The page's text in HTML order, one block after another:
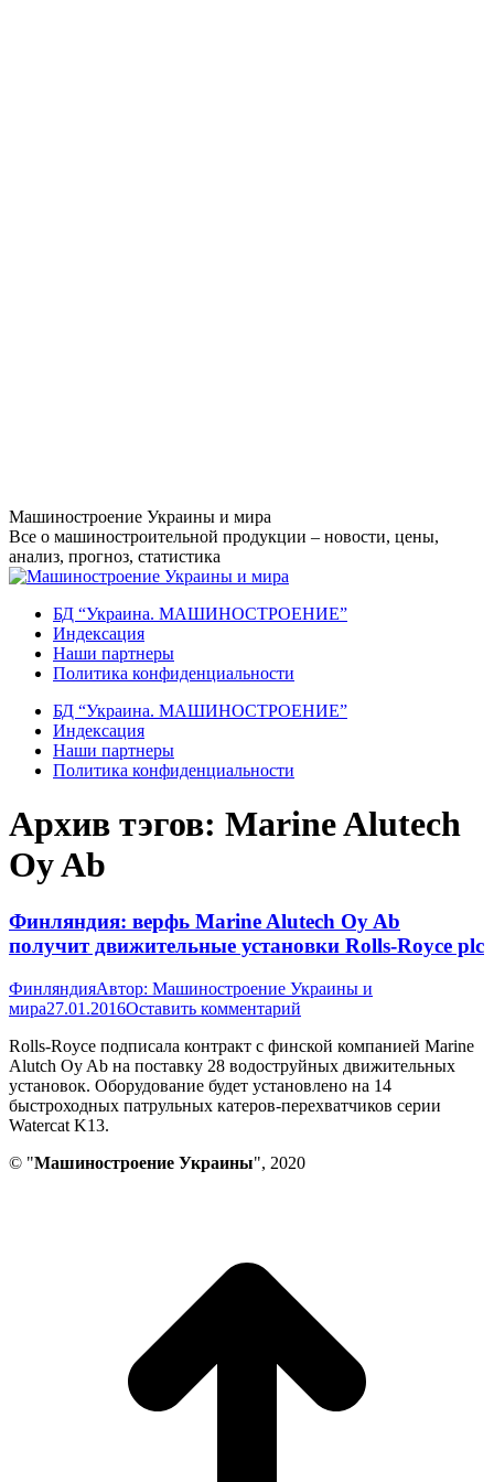
Перейти
к
содержанию
Машиностроение Украины и мира
Все о машиностроительной продукции – новости, цены,
анализ, прогноз, статистика
БД “Украина. МАШИНОСТРОЕНИЕ”
Индекcация
Наши партнеры
Политика конфиденциальности
БД “Украина. МАШИНОСТРОЕНИЕ”
Индекcация
Наши партнеры
Политика конфиденциальности
Архив тэгов: Marine Alutech
Oy Ab
Финляндия: верфь Marine Alutech Oy Ab
получит движительные установки Rolls-Royce plc
ФинляндияАвтор: Машиностроение Украины и
мира27.01.2016Оставить комментарий
Rolls-Royce подписала контракт с финской компанией Marine
Alutch Oy Ab на поставку 28 водоструйных движительных
установок. Оборудование будет установлено на 14
быстроходных патрульных катеров-перехватчиков серии
Watercat K13.
© "Машиностроение Украины", 2020